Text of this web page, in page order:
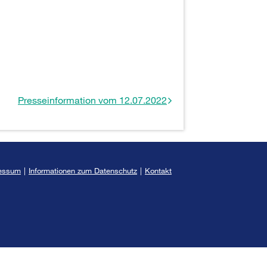
Presseinformation vom 12.07.2022
| Informationen zum Datenschutz | Kontakt